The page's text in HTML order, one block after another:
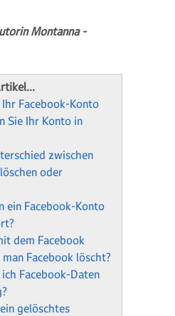
Montanna -
Ihr Facebook-Konto
Sie Ihr Konto in
zwischen
oder
ein Facebook-Konto
dem Facebook
Facebook löscht?
Facebook-Daten
gelöschtes